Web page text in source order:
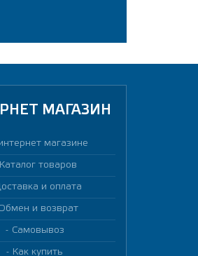
МАГАЗИН
магазине
Каталог товаров
и оплата
и возврат
Самовывоз
Как купить